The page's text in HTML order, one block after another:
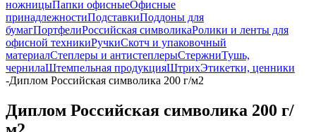
ножницыПапки офисныеОфисные
принадлежностиПодставкиПоддоны для
бумагПортфелиРоссийская символикаРолики и ленты для
офисной техникиРучкиСкотч и упаковочный
материалСтеплеры и антистеплерыСтержниТушь,
чернилаШтемпельная продукцияШтрихЭтикетки, ценники
-Диплом Российская символика 200 г/м2
Диплом Российская символика 200 г/